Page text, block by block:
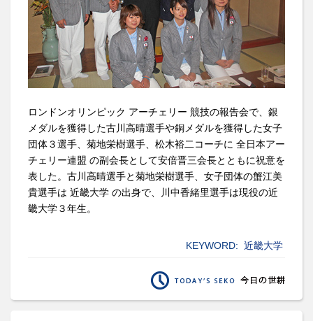
ロンドンオリンピック アーチェリー 競技の報告会で、銀
メダルを獲得した古川高晴選手や銅メダルを獲得した女子
団体３選手、菊地栄樹選手、松木裕二コーチに 全日本アー
チェリー連盟 の副会長として安倍晋三会長とともに祝意を
表した。古川高晴選手と菊地栄樹選手、女子団体の蟹江美
貴選手は 近畿大学 の出身で、川中香緒里選手は現役の近
畿大学３年生。
KEYWORD: 近畿大学